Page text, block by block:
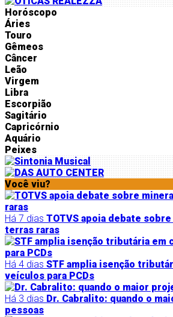
Horóscopo
Áries
Touro
Gêmeos
Câncer
Leão
Virgem
Libra
Escorpião
Sagitário
Capricórnio
Aquário
Peixes
Você viu?
Há 7 dias TOTVS apoia debate
terras raras
Há 4 dias STF amplia isenção
veículos para PCDs
Há 3 dias Dr. Cabralito: quando o
pessoas